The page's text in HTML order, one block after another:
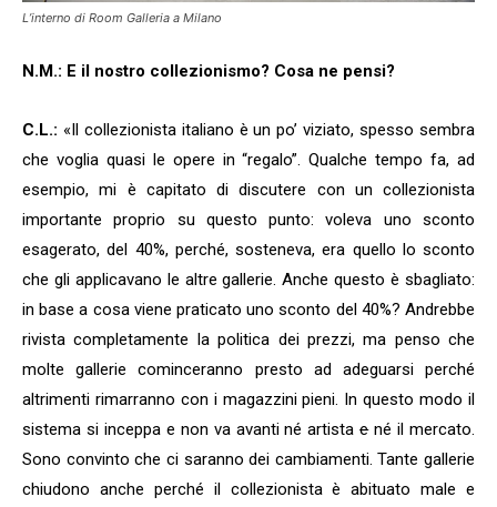
L’interno di Room Galleria a Milano
N.M.: E il nostro collezionismo? Cosa ne pensi?
C.L.: «Il collezionista italiano è un po’ viziato, spesso sembra
che voglia quasi le opere in “regalo”. Qualche tempo fa, ad
esempio, mi è capitato di discutere con un collezionista
importante proprio su questo punto: voleva uno sconto
esagerato, del 40%, perché, sosteneva, era quello lo sconto
che gli applicavano le altre gallerie. Anche questo è sbagliato:
in base a cosa viene praticato uno sconto del 40%? Andrebbe
rivista completamente la politica dei prezzi, ma penso che
molte gallerie cominceranno presto ad adeguarsi perché
altrimenti rimarranno con i magazzini pieni. In questo modo il
sistema si inceppa e non va avanti né artistaené il mercato.
Sono convinto che ci saranno dei cambiamenti. Tante gallerie
chiudono anche perché il collezionista è abituato male e